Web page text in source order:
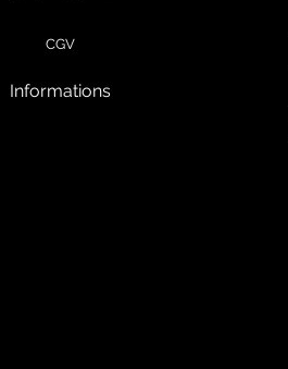
CGV
Informations